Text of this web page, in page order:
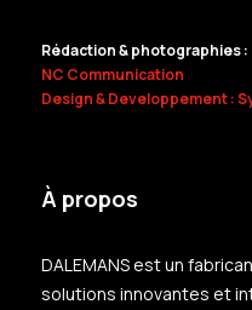
Rédaction & photographies :
NC Communication
Design & Developpement :
À propos
DALEMANS est un
solutions innovantes et